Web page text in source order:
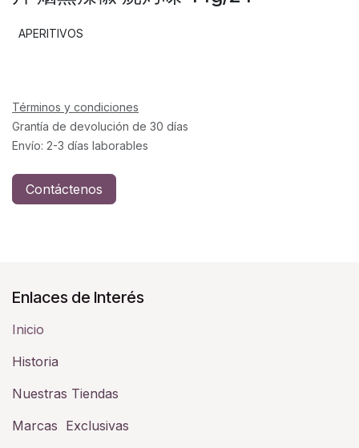
APERITIVOS
Términos y condiciones
Grantía de devolución de 30 días
Envío: 2-3 días laborables
Contáctenos
Enlaces de Interés
Inicio
Historia​
Nuestras Tiendas
Marcas Exclusivas